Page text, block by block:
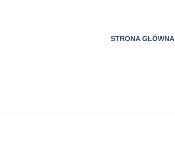
STRONA GŁÓWNA